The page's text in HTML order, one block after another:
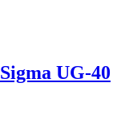
UG-40